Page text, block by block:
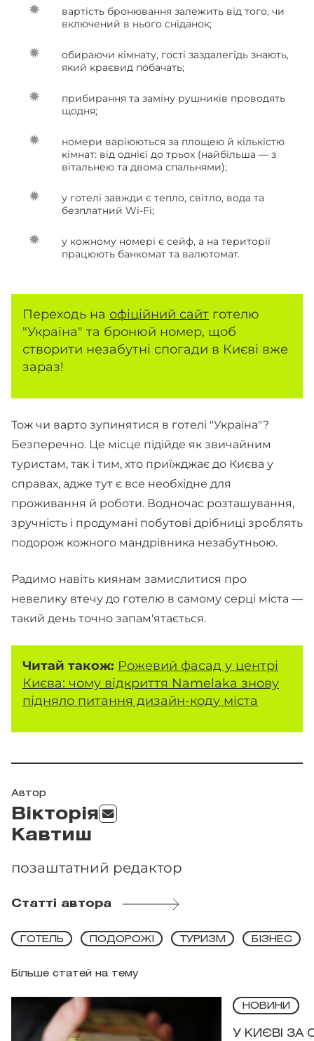
вартість бронювання залежить від того, чи
включений в нього сніданок;
обираючи кімнату, гості заздалегідь знають,
який краєвид побачать;
прибирання та заміну рушників проводять
щодня;
номери варіюються за площею й кількістю
кімнат: від однієї до трьох (найбільша — з
вітальнею та двома спальнями);
у готелі завжди є тепло, світло, вода та
безплатний Wi-Fi;
у кожному номері є сейф, а на території
працюють банкомат та валютомат.
Переходь на офіційний сайт готелю
"Україна" та бронюй номер, щоб
створити незабутні спогади в Києві вже
зараз!
Тож чи варто зупинятися в готелі "Україна"?
Безперечно. Це місце підійде як звичайним
туристам, так і тим, хто приїжджає до Києва у
справах, адже тут є все необхідне для
проживання й роботи. Водночас розташування,
зручність і продумані побутові дрібниці зроблять
подорож кожного мандрівника незабутньою.
Радимо навіть киянам замислитися про
невелику втечу до готелю в самому серці міста —
такий день точно запам'ятається.
Читай також: Рожевий фасад у центрі
Києва: чому відкриття Namelaka знову
підняло питання дизайн-коду міста
Автор
Вікторія
Кавтиш
позаштатний редактор
Статті автора
Більше статей на тему
ГОТЕЛЬ ПОДОРОЖІ ТУРИЗМ БІЗНЕС
НОВИНИ
У КИЄВІ ЗА